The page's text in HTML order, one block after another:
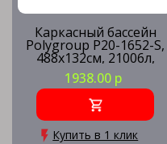
Каркасный бассейн
Polygroup P20-1652-S,
488х132см, 21006л,
песочный фильтр-
насос, лестница,
подстилка, тент,
наб.д/чистки, скиммер
1938.00 р
Купить в 1 клик